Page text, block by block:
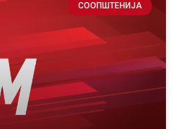
СООПШТЕНИЈА